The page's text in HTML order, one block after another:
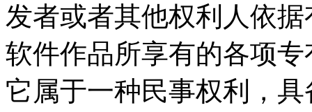
发者或者其他权利人依
软件作品所享有的各项
它属于一种民事权利，